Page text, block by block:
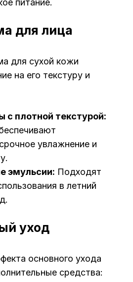
для лица
для сухой кожи
на его текстуру и
с плотной текстурой:
увлажнение и
эмульсии: Подходят
в летний
уход
основного ухода
средства: